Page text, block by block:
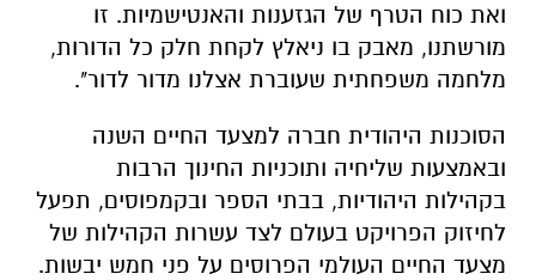
ואת כוח הטרף של הגזענות והאנטישמיות. זו
מורשתנו, מאבק בו ניאלץ לקחת חלק כל הדורות,
מלחמה משפחתית שעוברת אצלנו מדור לדור".
הסוכנות היהודית חברה למצעד החיים השנה
ובאמצעות שליחיה ותוכניות החינוך הרבות
בקהילות היהודיות, בבתי הספר ובקמפוסים, תפעל
לחיזוק הפרויקט בעולם לצד עשרות הקהילות של
מצעד החיים העולמי הפרוסים על פני חמש יבשות.